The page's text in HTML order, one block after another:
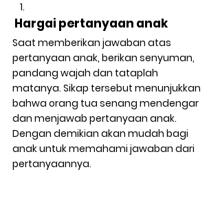
Hargai pertanyaan anak
Saat memberikan jawaban atas
pertanyaan anak, berikan senyuman,
pandang wajah dan tataplah
matanya. Sikap tersebut menunjukkan
bahwa orang tua senang mendengar
dan menjawab pertanyaan anak.
Dengan demikian akan mudah bagi
anak untuk memahami jawaban dari
pertanyaannya.